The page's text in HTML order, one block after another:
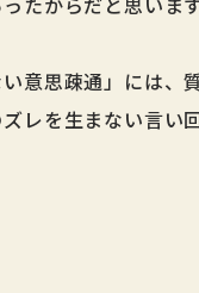
意思疎通」には、
レを生まない言